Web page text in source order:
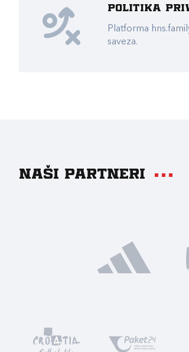
Politika
Platforma
saveza.
Naši partneri